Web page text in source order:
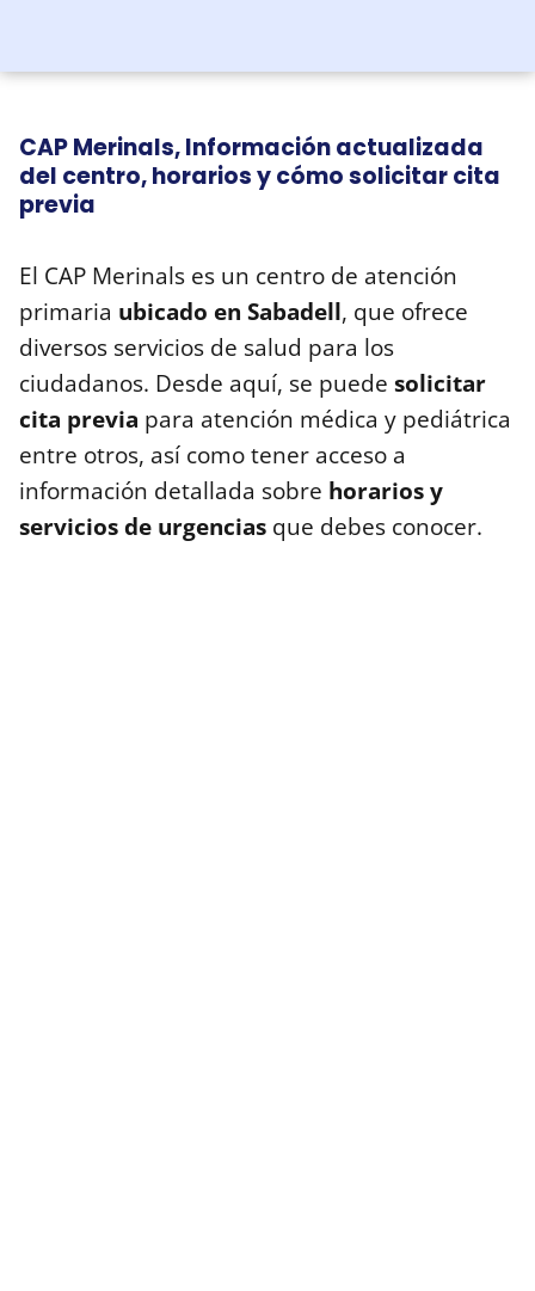
CAP Merinals, Información actualizada
del centro, horarios y cómo solicitar cita
previa
El CAP Merinals es un centro de atención
primaria ubicado en Sabadell, que ofrece
diversos servicios de salud para los
ciudadanos. Desde aquí, se puede solicitar
cita previa para atención médica y pediátrica
entre otros, así como tener acceso a
información detallada sobre horarios y
servicios de urgencias que debes conocer.